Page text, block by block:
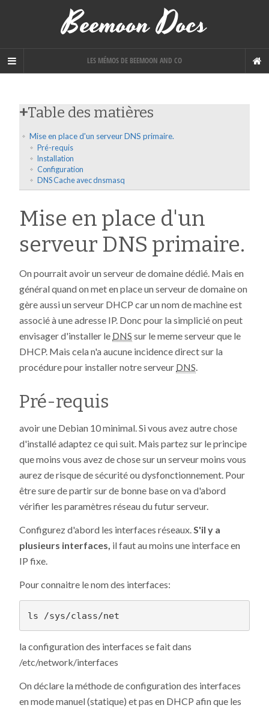
Beemoon Docs
LES MÉMOS DE BEEMOON AND CO
+Table des matières
Mise en place d'un serveur DNS primaire.
Pré-requis
Installation
Configuration
DNS Cache avec dnsmasq
Mise en place d'un
serveur DNS primaire.
On pourrait avoir un serveur de domaine dédié. Mais en
général quand on met en place un serveur de domaine on
gère aussi un serveur DHCP car un nom de machine est
associé à une adresse IP. Donc pour la simplicié on peut
envisager d'installer le DNS sur le meme serveur que le
DHCP. Mais cela n'a aucune incidence direct sur la
procédure pour installer notre serveur DNS.
Pré-requis
avoir une Debian 10 minimal. Si vous avez autre chose
d'installé adaptez ce qui suit. Mais partez sur le principe
que moins vous avez de chose sur un serveur moins vous
aurez de risque de sécurité ou dysfonctionnement. Pour
être sure de partir sur de bonne base on va d'abord
vérifier les paramètres réseau du futur serveur.
Configurez d'abord les interfaces réseaux.S'il y a
plusieurs interfaces, il faut au moins une interface en
IP fixe.
Pour connaitre le nom des interfaces:
la configuration des interfaces se fait dans
/etc/network/interfaces
On déclare la méthode de configuration des interfaces
en mode manuel (statique) et pas en DHCP afin que les